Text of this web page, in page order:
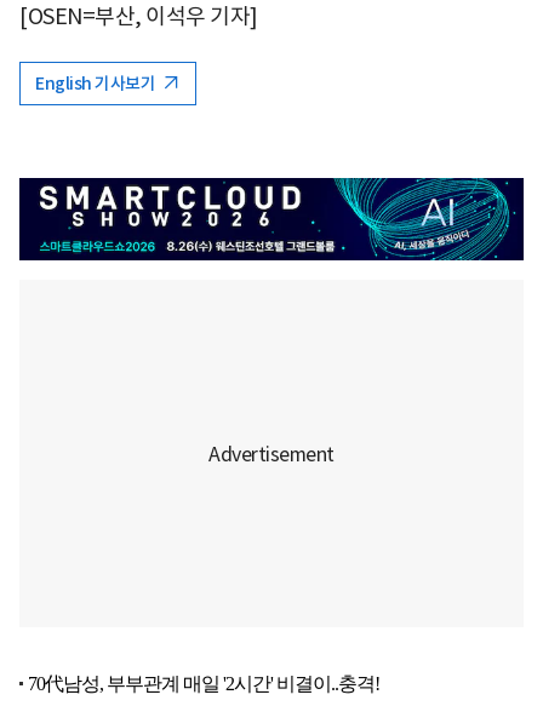
[OSEN=부산, 이석우 기자]
English 기사보기